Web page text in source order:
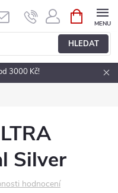
HLEDAT
NÁKUPNÍ
KOŠÍK
3000 Kč!
Silver
hodnocení